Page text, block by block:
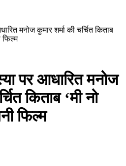
मनोज कुमार शर्मा की चर्चित किताब
फिल्म
पर आधारित मनोज
किताब ‘मी नो
फिल्म